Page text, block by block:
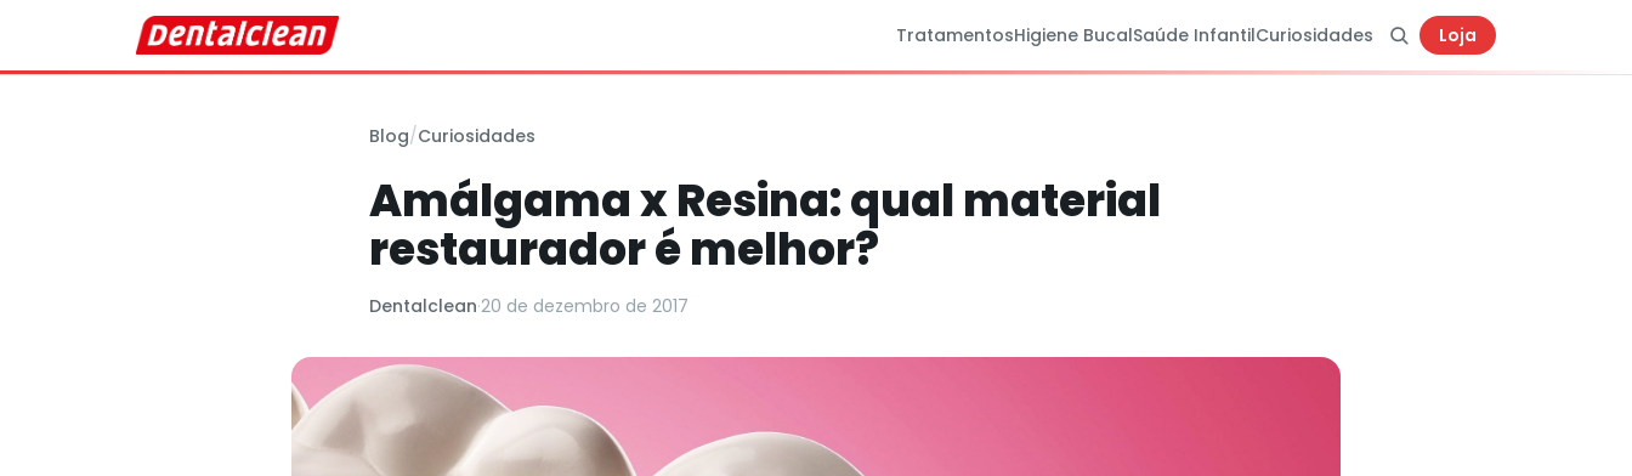
TratamentosHigiene BucalSaúde InfantilCuriosidades Loja
Blog/Curiosidades
Amálgama x Resina: qual material
restaurador é melhor?
Dentalclean·20 de dezembro de 2017